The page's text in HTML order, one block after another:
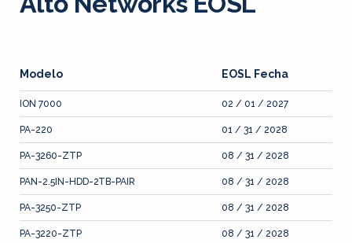
Modelo EOSL Fecha
ION 7000 02 / 01 / 2027
PA-220 01 / 31 / 2028
PA-3260-ZTP 08 / 31 / 2028
PAN-2.5IN-HDD-2TB-PAIR 08 / 31 / 2028
PA-3250-ZTP 08 / 31 / 2028
PA-3220-ZTP 08 / 31 / 2028